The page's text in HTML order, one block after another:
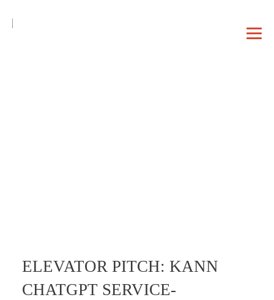
BERATUNG
ELEVATOR PITCH: KANN
CHATGPT SERVICE-